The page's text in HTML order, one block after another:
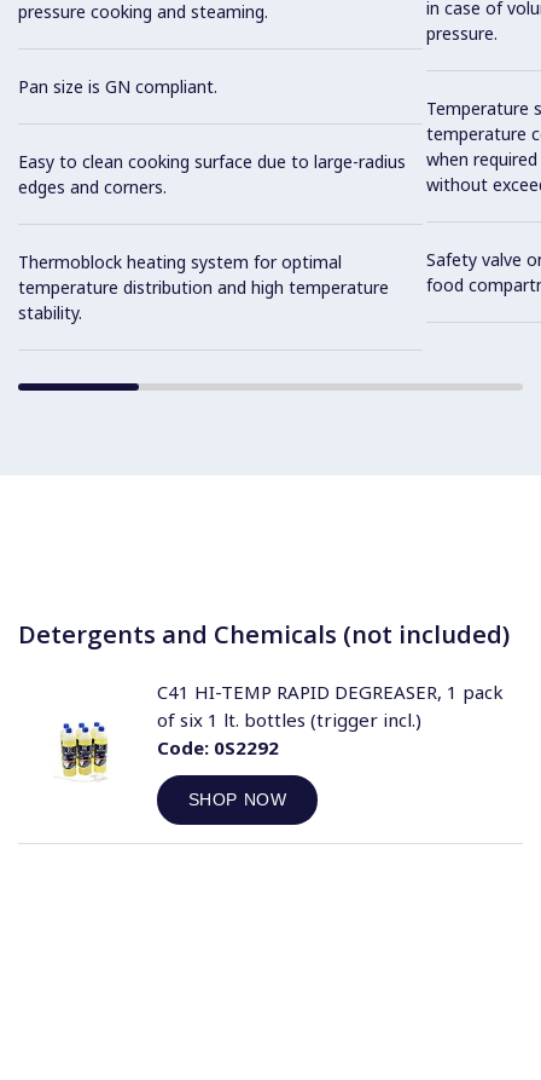
pressure cooking and steaming.
Pan size is GN compliant.
Easy to clean cooking surface due to large-radius
edges and corners.
Thermoblock heating system for optimal
temperature distribution and high temperature
stability.
in case of
pressure.
Temperature
temperature
when
without
Safety valve
food
Detergents and Chemicals (not included)
Code:0S2292
SHOP NOW
C41 HI-TEMP RAPID DEGREASER, 1 pack
of six 1 lt. bottles (trigger incl.)